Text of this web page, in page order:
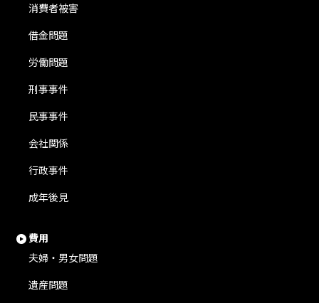
消費者被害
借金問題
労働問題
刑事事件
民事事件
会社関係
行政事件
成年後見
費用
夫婦・男女問題
遺産問題